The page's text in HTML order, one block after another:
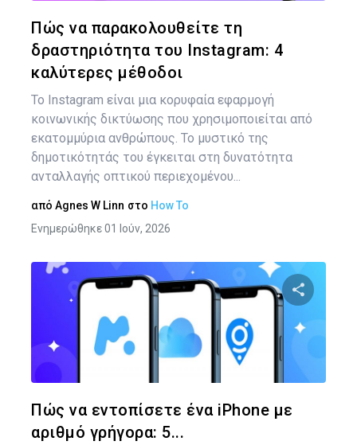
Πώς να παρακολουθείτε τη
δραστηριότητα του Instagram: 4
καλύτερες μέθοδοι
Το Instagram είναι μια κορυφαία εφαρμογή
κοινωνικής δικτύωσης που χρησιμοποιείται από
εκατομμύρια ανθρώπους. Το μυστικό της
δημοτικότητάς του έγκειται στη δυνατότητα
ανταλλαγής οπτικού περιεχομένου...
από Agnes W Linn στο How To
Ενημερώθηκε 01 Ιούν, 2026
Πώς να εντοπίσετε ένα iPhone με
αριθμό γρήγορα: 5...